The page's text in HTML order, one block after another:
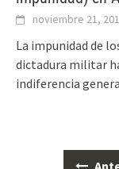
noviembre 21,
La impunidad de
dictadura militar
indiferencia